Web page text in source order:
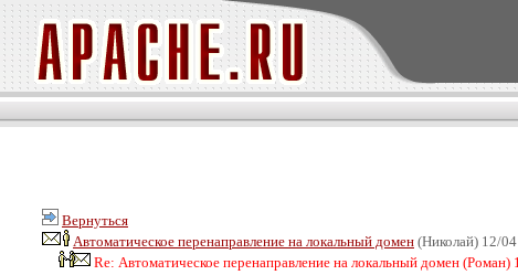
Вернуться
Автоматическое перенаправление на локальный домен (Николай) 12/
Re: Автоматическое перенаправление на локальный домен